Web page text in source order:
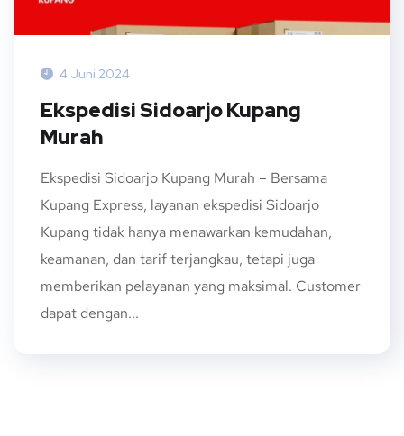
4 Juni 2024
Ekspedisi Sidoarjo Kupang
Murah
Ekspedisi Sidoarjo Kupang Murah – Bersama
Kupang Express, layanan ekspedisi Sidoarjo
Kupang tidak hanya menawarkan kemudahan,
keamanan, dan tarif terjangkau, tetapi juga
memberikan pelayanan yang maksimal. Customer
dapat dengan...